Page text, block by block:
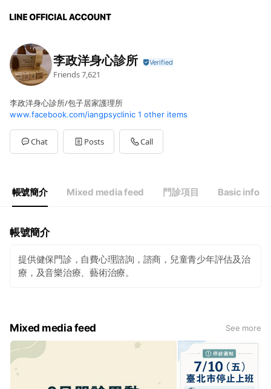
李政洋身心診所
Friends7,621
李政洋身心診所/包子居家護理所
www.facebook.com/iangpsyclinic 1 other items
Chat Posts Call
帳號簡介 Mixed media feed 門診項目 Basic info
帳號簡介
提供健保門診，自費心理諮詢，諮商，兒童青少年評估及治
療，及音樂治療、藝術治療。
Mixed media feed See more